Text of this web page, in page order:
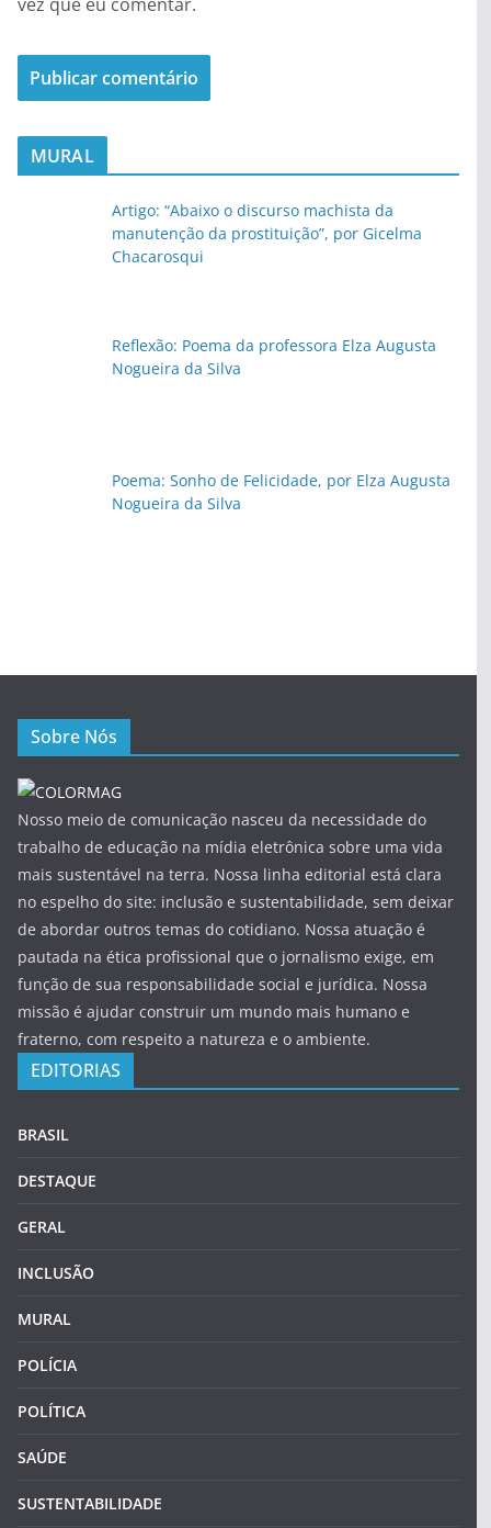
vez que eu comentar.
MURAL
Artigo: “Abaixo o discurso machista da
manutenção da prostituição”, por Gicelma
Chacarosqui
Reflexão: Poema da professora Elza Augusta
Nogueira da Silva
Poema: Sonho de Felicidade, por Elza Augusta
Nogueira da Silva
Sobre Nós
Nosso meio de comunicação nasceu da necessidade do
trabalho de educação na mídia eletrônica sobre uma vida
mais sustentável na terra. Nossa linha editorial está clara
no espelho do site: inclusão e sustentabilidade, sem deixar
de abordar outros temas do cotidiano. Nossa atuação é
pautada na ética profissional que o jornalismo exige, em
função de sua responsabilidade social e jurídica. Nossa
missão é ajudar construir um mundo mais humano e
fraterno, com respeito a natureza e o ambiente.
EDITORIAS
BRASIL
DESTAQUE
GERAL
INCLUSÃO
MURAL
POLÍCIA
POLÍTICA
SAÚDE
SUSTENTABILIDADE